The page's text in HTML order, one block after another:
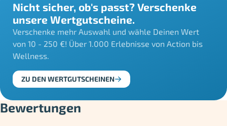
Nicht sicher, ob's passt? Verschenke
unsere Wertgutscheine.
Verschenke mehr Auswahl und wähle Deinen Wert
von 10 - 250 €! Über 1.000 Erlebnisse von Action bis
Wellness.
ZU DEN WERTGUTSCHEINEN
Bewertungen